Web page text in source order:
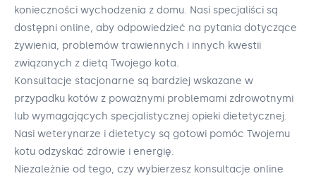
konieczności wychodzenia z domu. Nasi specjaliści są
dostępni online, aby odpowiedzieć na pytania dotyczące
żywienia, problemów trawiennych i innych kwestii
związanych z dietą Twojego kota.
Konsultacje stacjonarne są bardziej wskazane w
przypadku kotów z poważnymi problemami zdrowotnymi
lub wymagających specjalistycznej opieki dietetycznej.
Nasi weterynarze i dietetycy są gotowi pomóc Twojemu
kotu odzyskać zdrowie i energię.
Niezależnie od tego, czy wybierzesz konsultacje online